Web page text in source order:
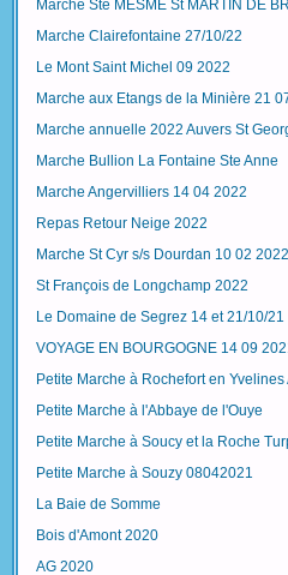
Marche Ste MESME St MARTIN DE
Marche Clairefontaine 27/10/22
Le Mont Saint Michel 09 2022
Marche aux Etangs de la Minière 21
Marche annuelle 2022 Auvers St
Marche Bullion La Fontaine Ste Anne
Marche Angervilliers 14 04 2022
Repas Retour Neige 2022
Marche St Cyr s/s Dourdan 10 02 2022
St François de Longchamp 2022
Le Domaine de Segrez 14 et 21/10/21
VOYAGE EN BOURGOGNE 14 09
Petite Marche à Rochefort en Yvelines
Petite Marche à l'Abbaye de l'Ouye
Petite Marche à Soucy et la Roche
Petite Marche à Souzy 08042021
La Baie de Somme
Bois d'Amont 2020
AG 2020